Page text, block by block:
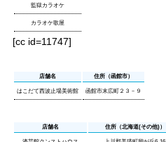
監獄カラオケ
カラオケ歌屋
[cc id=11747]
店舗名 住所（函館市）
はこだて西波止場美術館 函館市末広町２３－９
店舗名 住所（北海道(その他)）